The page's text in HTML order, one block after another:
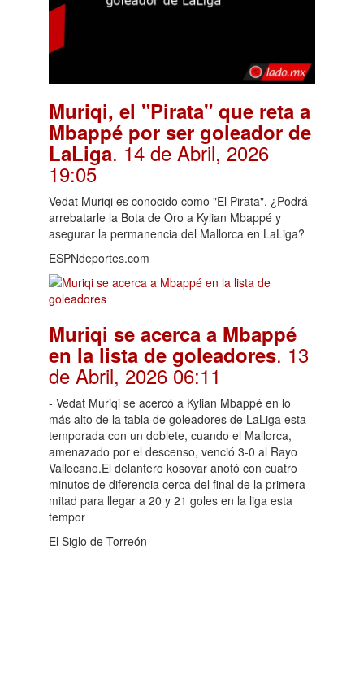
Muriqi, el "Pirata" que reta a
Mbappé por ser goleador de
LaLiga. 14 de Abril, 2026
19:05
Vedat Muriqi es conocido como "El Pirata". ¿Podrá
arrebatarle la Bota de Oro a Kylian Mbappé y
asegurar la permanencia del Mallorca en LaLiga?
ESPNdeportes.com
Muriqi se acerca a Mbappé
en la lista de goleadores. 13
de Abril, 2026 06:11
- Vedat Muriqi se acercó a Kylian Mbappé en lo
más alto de la tabla de goleadores de LaLiga esta
temporada con un doblete, cuando el Mallorca,
amenazado por el descenso, venció 3-0 al Rayo
Vallecano.El delantero kosovar anotó con cuatro
minutos de diferencia cerca del final de la primera
mitad para llegar a 20 y 21 goles en la liga esta
tempor
El Siglo de Torreón